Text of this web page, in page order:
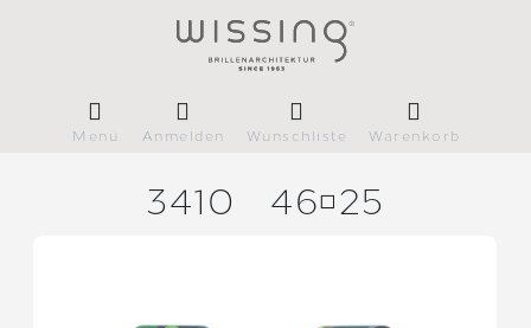
Menü Anmelden Wunschliste Warenkorb
3410 4625